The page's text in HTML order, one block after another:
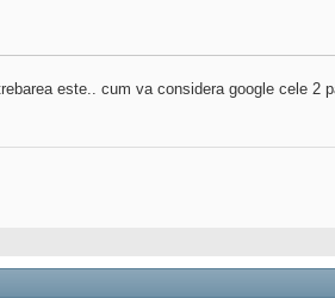
este.. cum va considera google cele